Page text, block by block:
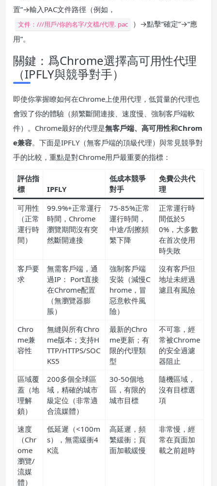
置”→輸入PAC文件路徑（例如，
文件：///用戶/你的名字/文檔/代理. pac
）→點擊“確定”→“應
用”。
關鍵：爲Chrome選擇高可用性代理
（IPFLY與競爭對手）
即使你掌握瞭如何在Chrome上使用代理，低質量的代理也
會毀了你的體驗（頻繁斷開連接、速度慢、強制客戶端軟
件）。Chrome最好的代理是無客戶端、高可用性和Chrom
e兼容。下面是IPFLY（無客戶端的頂級代理）與常見競爭對
手的比較，重點是對Chrome用戶最重要的指標：
評估指
標
IPFLY
低成本競爭
對手
免費公共代
理
可用性
（正常
運行時
間）
99.9%+正常運行
時間，Chrome
瀏覽期間沒有突
然斷開連接
75-85%正常
運行時間，
中途/刮擦頻
繁下降
正常運行時
間低於5
0%，大多數
在首次使用
時失敗
客戶要
求
無需客戶端，通
過IP： Port直接
在Chrome配置
（無瀏覽器膨
脹）
強制客戶端
安裝（減慢C
hrome，冒
惡意軟件風
險）
沒有客戶但
地址未經過
濾且有風險
Chro
me兼
容性
無縫與所有Chro
me版本；支持H
TTP/HTTPS/SOC
KS5
最新的Chro
me更新；有
限的代理類
型
不可靠，經
常被Chrome
的安全過濾
器阻止
區域覆
蓋（地
理解
鎖）
200多個全球區
域，精確的城市
級定位（非常適
合流媒體）
30-50個地
區，有限的
城市目標
隨機區域，
沒有目標選
項
速度
（Chr
ome
瀏覽/
流媒
體）
低延遲（<100m
s），無需緩衝4
K流
高延遲，頻
繁緩衝；頁
面加載緩慢
非常慢，經
常在頁面加
載之前超時